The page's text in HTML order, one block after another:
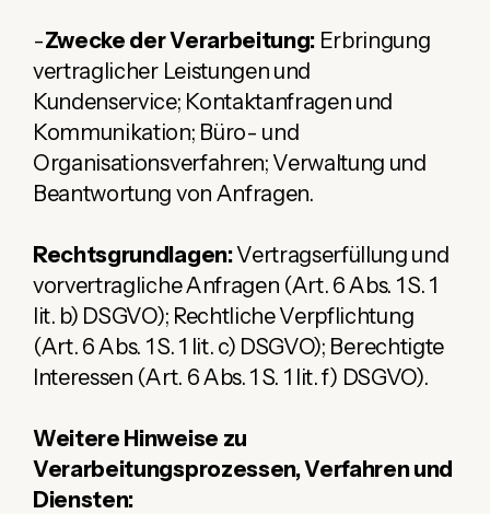
-Zwecke der Verarbeitung: Erbringung
vertraglicher Leistungen und
Kundenservice; Kontaktanfragen und
Kommunikation; Büro- und
Organisationsverfahren; Verwaltung und
Beantwortung von Anfragen.
Rechtsgrundlagen:Vertragserfüllung und
vorvertragliche Anfragen (Art. 6 Abs. 1 S. 1
lit. b) DSGVO); Rechtliche Verpflichtung
(Art. 6 Abs. 1 S. 1 lit. c) DSGVO); Berechtigte
Interessen (Art. 6 Abs. 1 S. 1 lit. f) DSGVO).
Weitere Hinweise zu
Verarbeitungsprozessen, Verfahren und
Diensten: